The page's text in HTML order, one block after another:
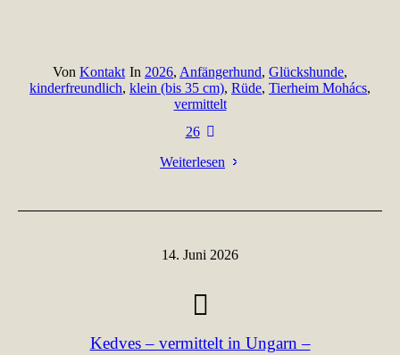
Von Kontakt In 2026, Anfängerhund, Glückshunde,
kinderfreundlich, klein (bis 35 cm), Rüde, Tierheim Mohács,
vermittelt
26
Weiterlesen
14. Juni 2026
Kedves – vermittelt in Ungarn –